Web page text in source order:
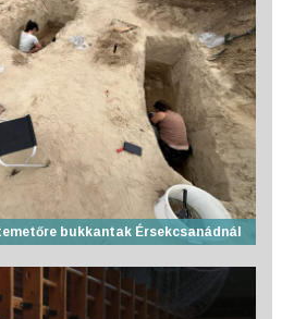
bukkantak Érsekcsanádnál